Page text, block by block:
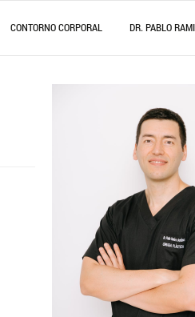
CONTORNO CORPORAL DR. PABLO